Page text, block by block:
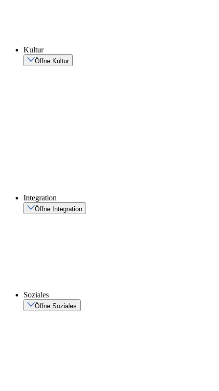
Kultur
Öffne Kultur
Integration
Öffne Integration
Soziales
Öffne Soziales